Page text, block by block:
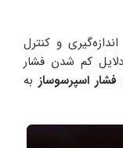
و کنترل
کم شدن فشار
اسپرسوسازبه